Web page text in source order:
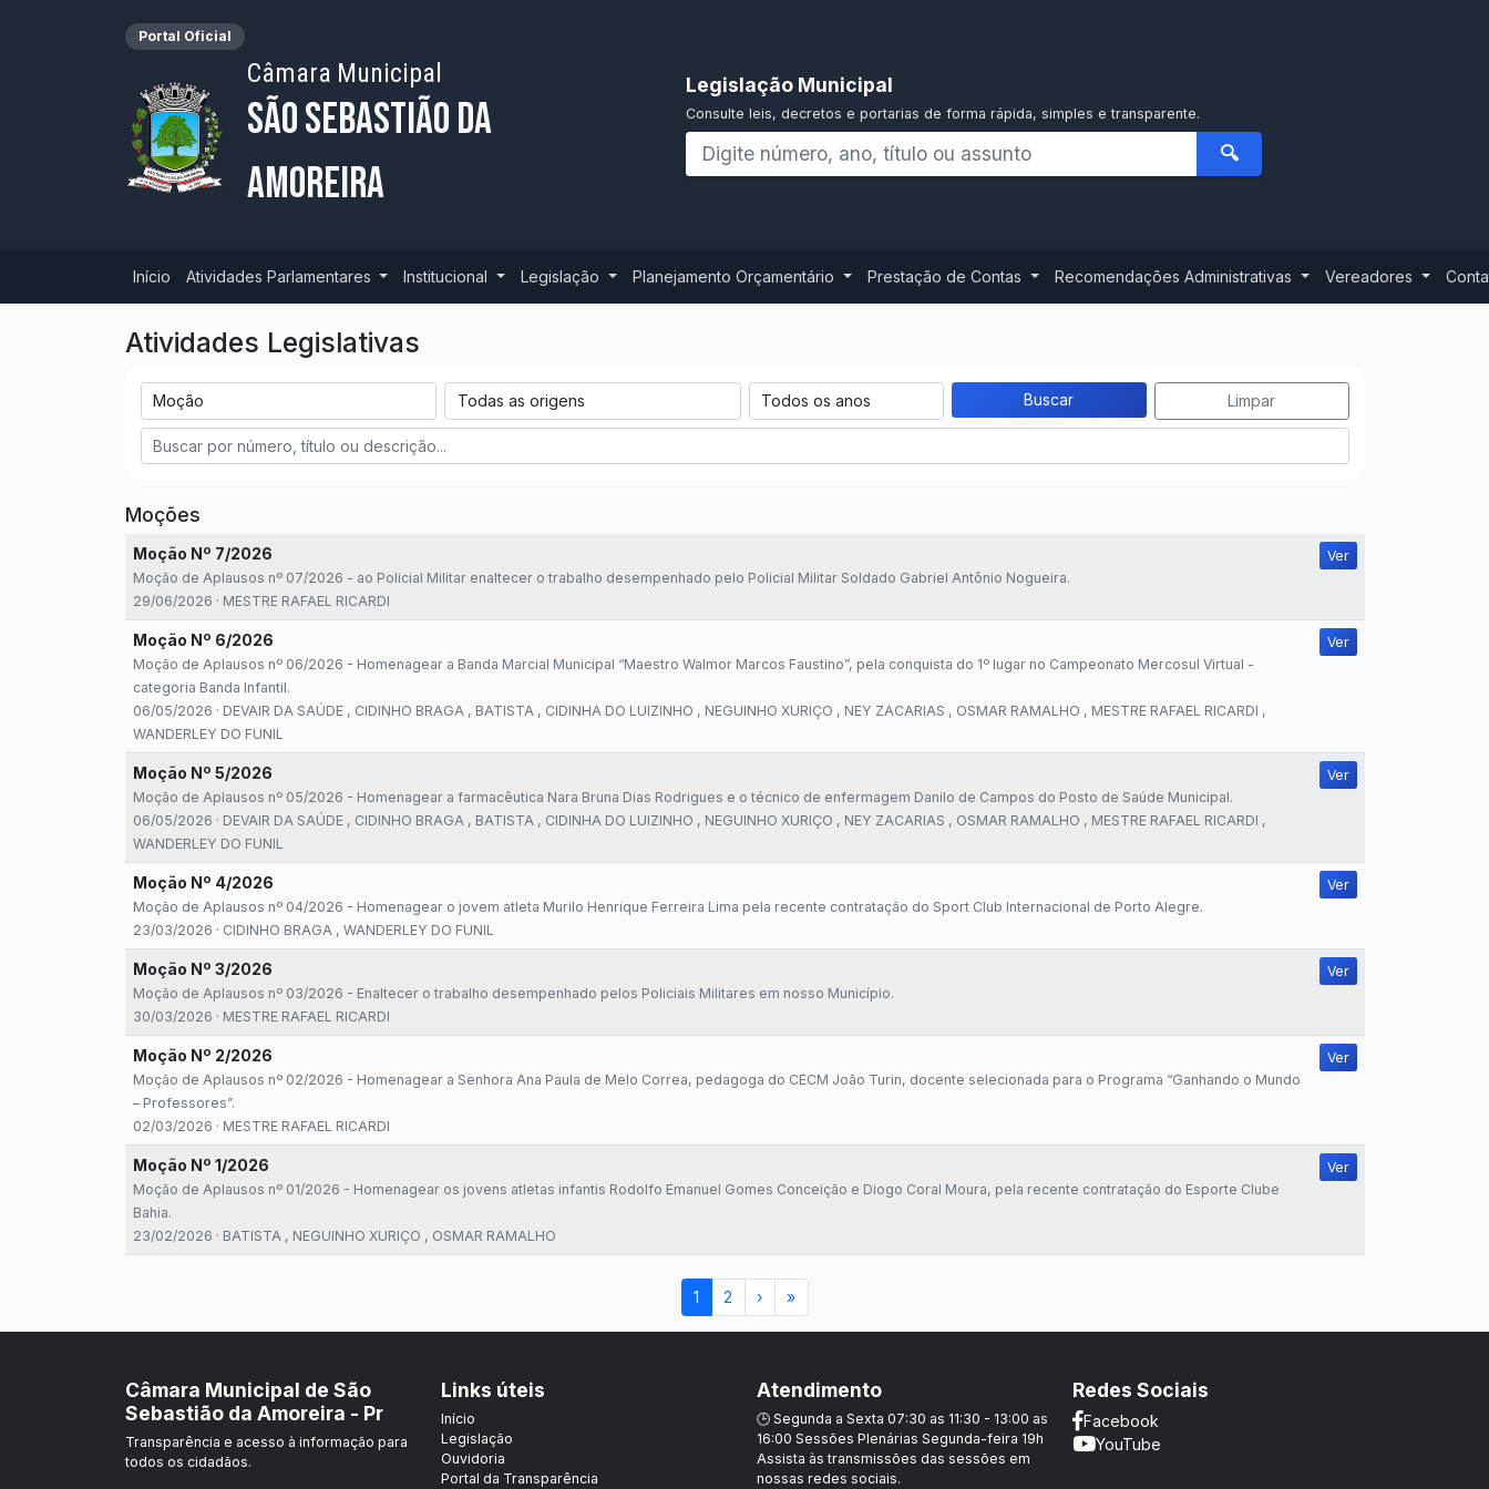
Portal Oficial
Câmara Municipal
São Sebastião da
Amoreira
Legislação Municipal
Consulte leis, decretos e portarias de forma rápida, simples e transparente.
🔍
Início Atividades Parlamentares Institucional Legislação Planejamento Orçamentário Prestação de Contas Recomendações Administrativas Vereadores
Atividades Legislativas
Buscar Limpar
Moções
Moção Nº 7/2026
Moção de Aplausos nº 07/2026 - ao Policial Militar enaltecer o trabalho desempenhado pelo Policial Militar Soldado Gabriel Antônio Nogueira.
29/06/2026 · MESTRE RAFAEL RICARDI
Ver
Moção Nº 6/2026
Moção de Aplausos nº 06/2026 - Homenagear a Banda Marcial Municipal “Maestro Walmor Marcos Faustino”, pela conquista do 1º lugar no Campeonato Mercosul Virtual -
categoria Banda Infantil.
06/05/2026 · DEVAIR DA SAÚDE , CIDINHO BRAGA , BATISTA , CIDINHA DO LUIZINHO , NEGUINHO XURIÇO , NEY ZACARIAS , OSMAR RAMALHO , MESTRE RAFAEL RICARDI ,
WANDERLEY DO FUNIL
Ver
Moção Nº 5/2026
Moção de Aplausos nº 05/2026 - Homenagear a farmacêutica Nara Bruna Dias Rodrigues e o técnico de enfermagem Danilo de Campos do Posto de Saúde Municipal.
06/05/2026 · DEVAIR DA SAÚDE , CIDINHO BRAGA , BATISTA , CIDINHA DO LUIZINHO , NEGUINHO XURIÇO , NEY ZACARIAS , OSMAR RAMALHO , MESTRE RAFAEL RICARDI ,
WANDERLEY DO FUNIL
Ver
Moção Nº 4/2026
Moção de Aplausos nº 04/2026 - Homenagear o jovem atleta Murilo Henrique Ferreira Lima pela recente contratação do Sport Club Internacional de Porto Alegre.
23/03/2026 · CIDINHO BRAGA , WANDERLEY DO FUNIL
Ver
Moção Nº 3/2026
Moção de Aplausos nº 03/2026 - Enaltecer o trabalho desempenhado pelos Policiais Militares em nosso Município.
30/03/2026 · MESTRE RAFAEL RICARDI
Ver
Moção Nº 2/2026
Moção de Aplausos nº 02/2026 - Homenagear a Senhora Ana Paula de Melo Correa, pedagoga do CECM João Turin, docente selecionada para o Programa “Ganhando o Mundo
– Professores”.
02/03/2026 · MESTRE RAFAEL RICARDI
Ver
Moção Nº 1/2026
Moção de Aplausos nº 01/2026 - Homenagear os jovens atletas infantis Rodolfo Emanuel Gomes Conceição e Diogo Coral Moura, pela recente contratação do Esporte Clube
Bahia.
23/02/2026 · BATISTA , NEGUINHO XURIÇO , OSMAR RAMALHO
Ver
1 2 › »
Câmara Municipal de São
Sebastião da Amoreira - Pr
Transparência e acesso à informação para
todos os cidadãos.
Links úteis
Início
Legislação
Ouvidoria
Portal da Transparência
Atendimento
🕒 Segunda a Sexta 07:30 as 11:30 - 13:00 as
16:00 Sessões Plenárias Segunda-feira 19h
Assista às transmissões das sessões em
nossas redes sociais.
Redes Sociais
Facebook
YouTube